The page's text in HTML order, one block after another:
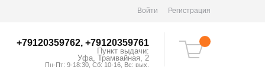
Войти Регистрация
+79120359762, +79120359761
Пункт выдачи:
Уфа Трамвайная, 2
Пн-Пт: 9-18:30, Сб: 10-16, Вс: вых.